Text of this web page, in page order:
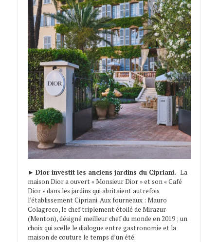
► Dior investit les anciens jardins du Cipriani.- La
maison Dior a ouvert « Monsieur Dior » et son « Café
Dior » dans les jardins qui abritaient autrefois
l’établissement Cipriani. Aux fourneaux : Mauro
Colagreco, le chef triplement étoilé de Mirazur
(Menton), désigné meilleur chef du monde en 2019 ; un
choix qui scelle le dialogue entre gastronomie et la
maison de couture le temps d’un été.